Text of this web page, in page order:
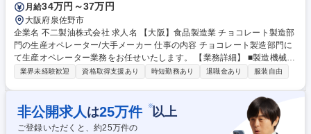
月給34万円～37万円
大阪府泉佐野市
企業名 不二製油株式会社 求人名 【大阪】食品製造業 チョコレート製造部
門の生産オペレーター/大手メーカー 仕事の内容 チョコレート製造部門に
て生産オペレーター業務をお任せいたします。 【業務詳細】 ■製造機械稼
働操作■生産設備メンテナンス■工程毎の品質管理 【当社の特徴】 工場内
われる面白さがあり、業務習得を通じて成長・ステップアップも可能で
す。 募集職種 【大阪】食品製造業 チョコレート製造部門の生産オペレー
ター/大手メーカー
業界未経験歓迎 資格取得支援あり 時短勤務あり 退職金あり 服装自由
非公開求人 は25万件 ※以上
ご登録いただくと、約25万件の